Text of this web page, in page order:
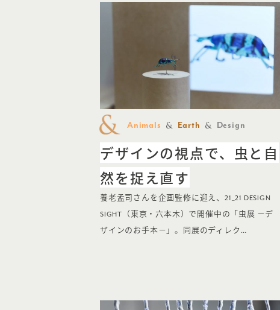
Animals Earth Design
デザインの視点で、虫と自
然を捉え直す
養老孟司さんを企画監修に迎え、21_21 DESIGN
SIGHT（東京・六本木）で開催中の「虫展 −デ
ザインのお手本−」。同展のディレク…